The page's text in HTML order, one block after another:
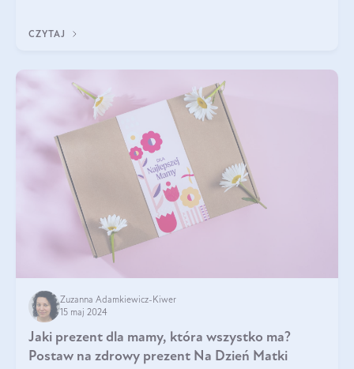
CZYTAJ
Zuzanna Adamkiewicz-Kiwer
15 maj 2024
Jaki prezent dla mamy, która wszystko ma?
Postaw na zdrowy prezent Na Dzień Matki